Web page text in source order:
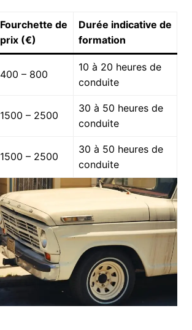
Fourchette de
prix (€)
Durée indicative de
formation
400 – 800
10 à 20 heures de
conduite
1500 – 2500
30 à 50 heures de
conduite
1500 – 2500
30 à 50 heures de
conduite